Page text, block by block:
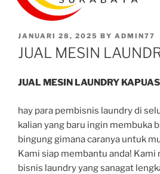
JANUARI 28, 2025 BY ADMIN77
JUAL MESIN
JUAL MESIN LAUNDRY KAPUAS
hay para pembisnis laundry di
kalian yang baru ingin membuka
bingung gimana caranya untuk
Kami siap membantu anda!
bisnis laundry yang sanagat